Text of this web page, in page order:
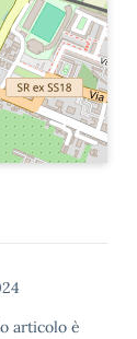
articolo è